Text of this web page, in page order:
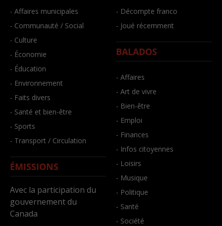
- Affaires municipales
- Communauté / Social
- Culture
- Économie
- Éducation
- Environnement
- Faits divers
- Santé et bien-être
- Sports
- Transport / Circulation
ÉMISSIONS
Avec la participation du
gouvernement du
Canada
- Décompte franco
- Joué récemment
BALADOS
- Affaires
- Art de vivre
- Bien-être
- Emploi
- Finances
- Infos citoyennes
- Loisirs
- Musique
- Politique
- Santé
- Société